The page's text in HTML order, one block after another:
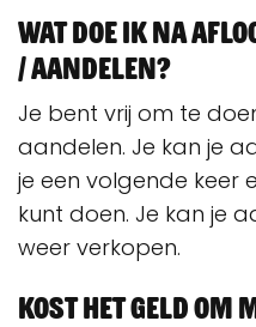
Wat doe ik na
/ aandelen?
Je bent vrij om te
aandelen. Je kan je
je een volgende keer
kunt doen. Je kan je
weer verkopen.
Kost het geld om